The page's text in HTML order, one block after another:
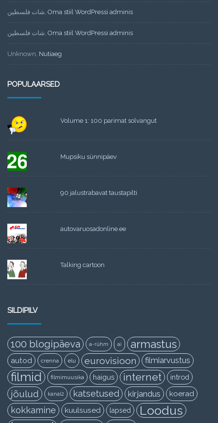
شات فلسطين, Oma stiil WordPressi adminis
شات فلسطين, Oma stiil WordPressi adminis
Unknown, Nutiaeg
POPULAARSED
Volume 1: 100 parimat solvangut
Mupsiku sünnipäev
90 jalustrabavat taustapilti
autovaruosadonline.ee
Talking cartoon
SILDIPILV
100 blogipäeva a-rühm ai armastus
autod crenna elu eurovisioon filmiarvustus
filmid filmimuusika haigus internet introd
jõulud kanal2 katsetused kirjandus koerad
kokkamine kuulsused lapsed Loodus